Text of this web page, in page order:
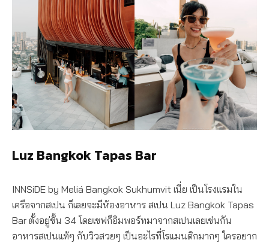
Luz Bangkok Tapas Bar
INNSiDE by Meliá Bangkok Sukhumvit เนี่ย เป็นโรงแรมใน
เครือจากสเปน ก็เลยจะมีห้องอาหาร สเปน Luz Bangkok Tapas
Bar ตั้งอยู่ชั้น 34 โดยเชฟก็อิมพอร์ทมาจากสเปนเลยเช่นกัน
อาหารสเปนแท้ๆ กับวิวสวยๆ เป็นอะไรที่โรแมนติกมากๆ ใครอยาก